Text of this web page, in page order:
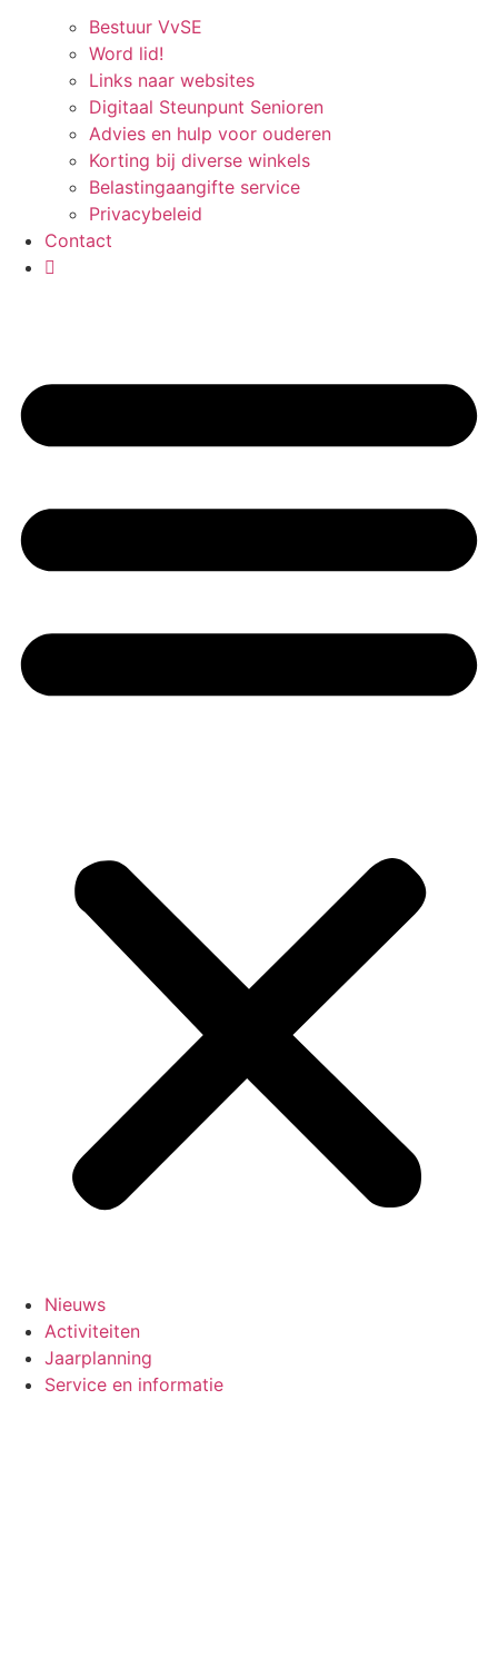
Bestuur VvSE
Word lid!
Links naar websites
Digitaal Steunpunt Senioren
Advies en hulp voor ouderen
Korting bij diverse winkels
Belastingaangifte service
Privacybeleid
Contact
Nieuws
Activiteiten
Jaarplanning
Service en informatie